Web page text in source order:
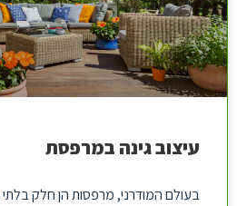
עיצוב גינה במרפסת
בעולם המודרני, מרפסות הן חלק